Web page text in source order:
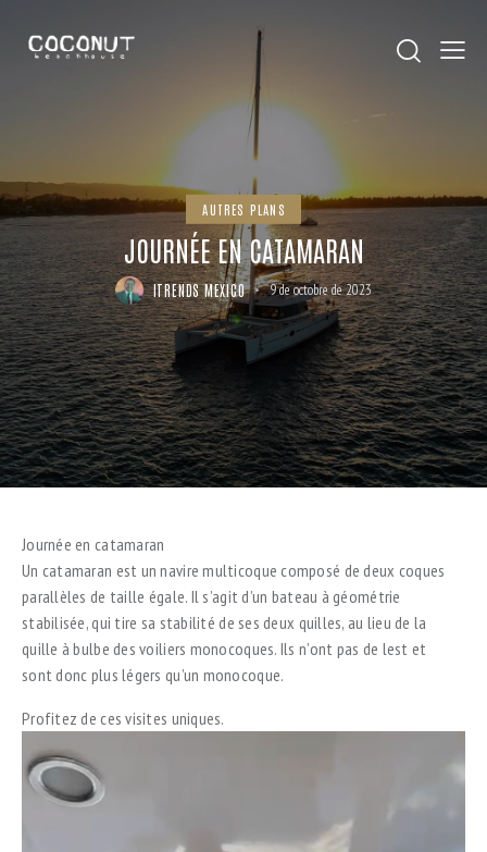
AUTRES PLANS
JOURNÉE EN CATAMARAN
ITRENDS MEXICO 9 de octobre de 2023
Journée en catamaran
Un catamaran est un navire multicoque composé de deux coques
parallèles de taille égale. Il s’agit d’un bateau à géométrie
stabilisée, qui tire sa stabilité de ses deux quilles, au lieu de la
quille à bulbe des voiliers monocoques. Ils n’ont pas de lest et
sont donc plus légers qu’un monocoque.
Profitez de ces visites uniques.